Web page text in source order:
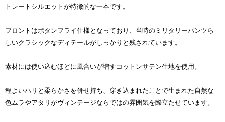
トレートシルエットが特徴的な一本です。
フロントはボタンフライ仕様となっており、当時のミリタリーパンツら
しいクラシックなディテールがしっかりと残されています。
素材には使い込むほどに風合いが増すコットンサテン生地を使用。
程よいハリと柔らかさを併せ持ち、穿き込まれたことで生まれた自然な
色ムラやアタリがヴィンテージならではの雰囲気を際立たせています。